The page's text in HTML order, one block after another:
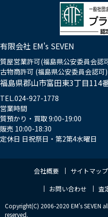
有限会社 EM's SEVEN
質屋営業許可(福島県公安委員会認
古物商許可 (福島県公安委員会認
福島県郡山市富田東3丁目114
TEL.024-927-1778
営業時間
質預かり・買取 9:00-19:00
販売 10:00-18:30
定休日 日祝祭日・第2第4水曜日
会社概要 サイトマップ
お問い合わせ
査
Copyright(C) 2006-2020 EM's SEVEN
reserved.